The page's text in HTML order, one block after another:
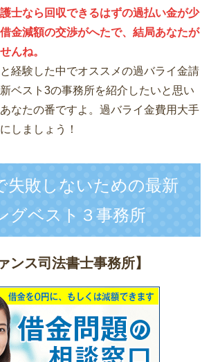
士なら回収できるはずの過払い金が少
金減額の交渉がへたで、結局あなたが
んね。
経験した中でオススメの過バライ金請
ベスト3の事務所を紹介したいと思い
なたの番ですよ。過バライ金費用大手
しましょう！
失敗しないための最新
グベスト３事務所
ンス司法書士事務所】